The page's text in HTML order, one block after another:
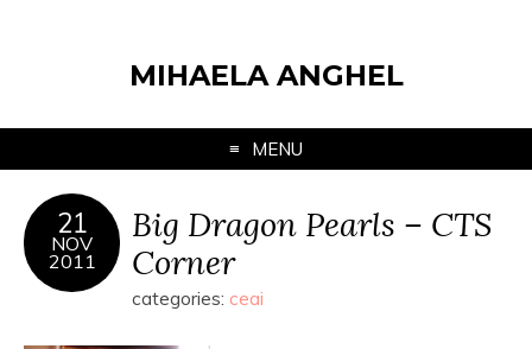
MIHAELA ANGHEL
MENU
21
NOV
2011
Big Dragon Pearls – CTS
Corner
categories: ceai